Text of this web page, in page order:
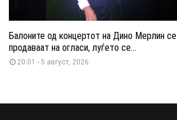
Балоните од концертот на Дино Мерлин се
продаваат на огласи, луѓето се...
20:01 - 5 август, 2026